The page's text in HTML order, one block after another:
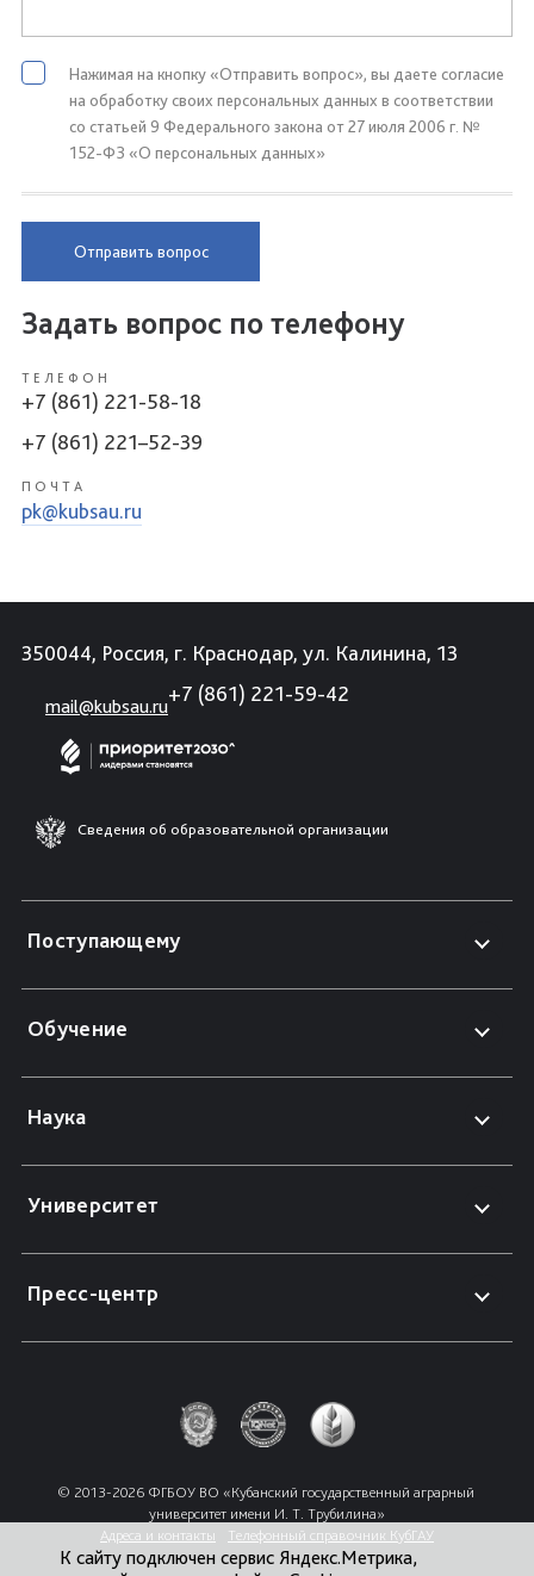
Нажимая на кнопку «Отправить вопрос», вы даете согласие
на обработку своих персональных данных в соответствии
со статьей 9 Федерального закона от 27 июля 2006 г. №
152-ФЗ «О персональных данных»
Отправить вопрос
Задать вопрос по телефону
ТЕЛЕФОН
+7 (861) 221-58-18
+7 (861) 221–52-39
ПОЧТА
pk@kubsau.ru
350044, Россия, г. Краснодар, ул. Калинина, 13
mail@kubsau.ru
+7 (861) 221-59-42
Сведения об образовательной организации
Поступающему
Обучение
Наука
Университет
Пресс-центр
© 2013-2026 ФГБОУ ВО «Кубанский государственный аграрный
университет имени И. Т. Трубилина»
Адреса и контакты
Телефонный справочник КубГАУ
К сайту подключен сервис Яндекс.Метрика,